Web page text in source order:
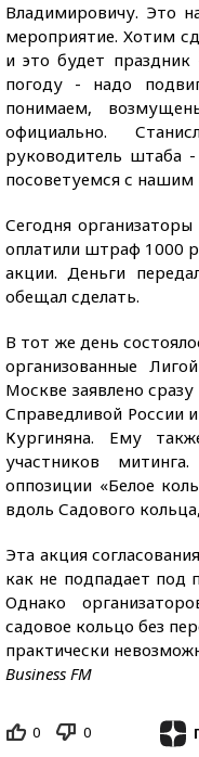
Владимировичу. Это
мероприятие. Хотим
и это будет
погоду - надо
понимаем,
официально.
руководитель штаба
посоветуемся с
Сегодня
оплатили штраф 1000
акции. Деньги
обещал сделать.
В тот же день
организованные
Москве заявлено
Справедливой России
Кургиняна. Ему
участников
оппозиции «Белое
вдоль Садового
Эта акция
как не подпадает под
Однако
садовое кольцо без
практически
Business FM
0 0